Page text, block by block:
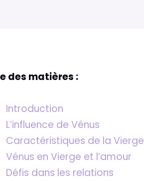
des matières :
Introduction
L’influence de Vénus
Caractéristiques de la Vierge
Vénus en Vierge et l’amour
Défis dans les relations